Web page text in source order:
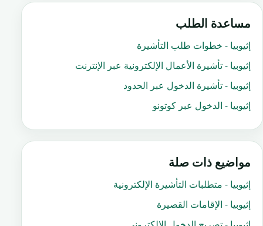
مساعدة الطلب
إثيوبيا - خطوات طلب التأشيرة
إثيوبيا - تأشيرة الأعمال الإلكترونية عبر الإنترنت
إثيوبيا - تأشيرة الدخول عبر الحدود
إثيوبيا - الدخول عبر كوتونو
مواضيع ذات صلة
إثيوبيا - متطلبات التأشيرة الإلكترونية
إثيوبيا - الإقامات القصيرة